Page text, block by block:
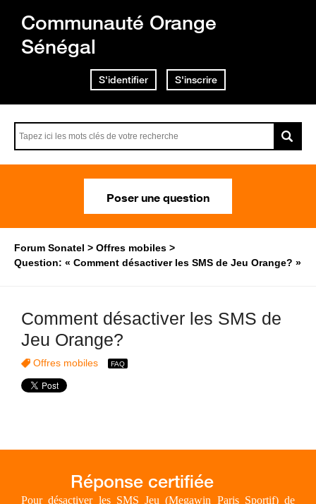
Communauté Orange
Sénégal
S'identifier S'inscrire
Poser une question
Forum Sonatel
Offres mobiles
Question: « Comment désactiver les SMS de Jeu Orange? »
Comment désactiver les SMS de
Jeu Orange?
Offres mobiles
Pour désactiver les SMS Jeu (Megawin Paris Sportif) de